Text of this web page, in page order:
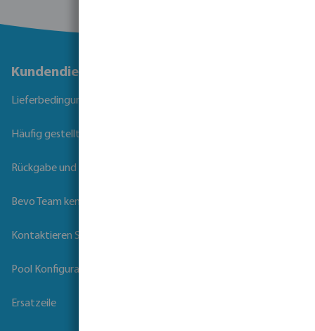
Kundendienst
Lieferbedingungen
Häufig gestellte Fragen
Rückgabe und Garantie
Bevo Team kennenlernen
Kontaktieren Sie uns
Pool Konfigurator
Ersatzeile